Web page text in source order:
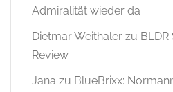
Admiralität wieder da
Dietmar Weithaler zu
Review
Jana zu BlueBrixx: